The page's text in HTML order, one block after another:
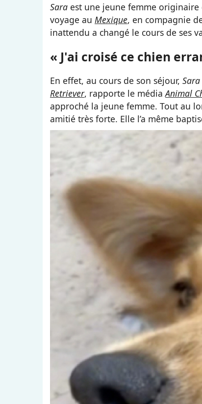
Sara est une jeune femme originaire
voyage au Mexique, en compagnie
inattendu a changé le cours de ses
« J'ai croisé ce chien
En effet, au cours de son séjour, Sara
Retriever, rapporte le médiaAnimal
approché la jeune femme. Tout au
amitié très forte. Elle l’a même